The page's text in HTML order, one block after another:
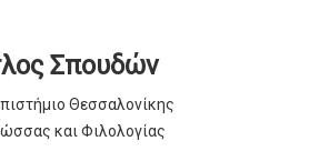
Σπουδών
Θεσσαλονίκης
και Φιλολογίας